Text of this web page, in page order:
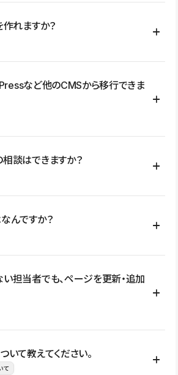
れますか？
ービスサイト、LP、採用サイト、ブロ
サイト、店舗・商品紹介サイト、ポートフ
きます。
など他のCMSから移行できま
やコンテンツ、URLを整理したうえで、
で移行できます。 WordPressの場合は、
定がそのまま移行されるわけではないた
やデザイン、CMS設計、URL・リダイレク
談はできますか？
きいサイトや、複数部門での運用、権限管
、既存システムとの連携など、個別の要件が
わせください。
んですか？
ン履歴の期間、CMS利用数の上限、権限
ごとに異なります。詳しくは料金プランペ
担当者でも、ページを更新・追加
ントを活用して更新範囲を設計しておく
にくい状態で運用できます。 さらにコン
いて教えてください。
て